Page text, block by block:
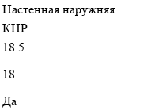
Настенная наружняя
КНР
18.5
18
Да